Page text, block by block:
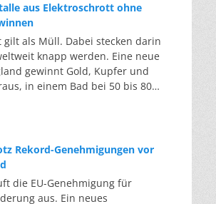
aus Elektroschrott ohne
gilt als Müll. Dabei stecken darin
knapp werden. Eine neue
gewinnt Gold, Kupfer und
in einem Bad bei 50 bis 80
ein. Energieintensiv und nur im
möglich. Das Londoner
hat im englischen Teesside eine
eröffnet, die ohne diese
Rekord-Genehmigungen vor
die EU-Genehmigung für
aus. Ein neues